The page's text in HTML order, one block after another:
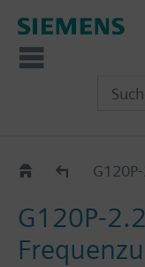
G120P..2A
G120P-